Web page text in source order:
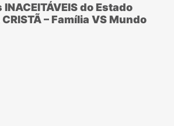
do Estado
– Família VS Mundo